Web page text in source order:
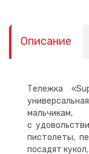
Описание
Тележка
с
пистолеты,
посадят